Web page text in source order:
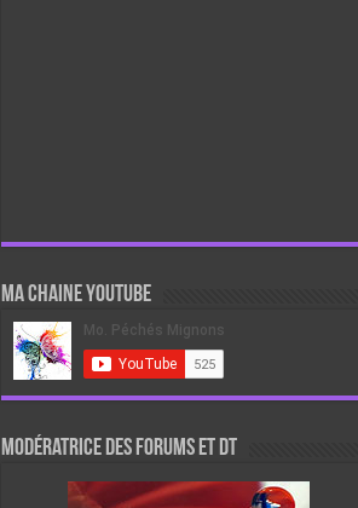
Ma chaine Youtube
Modératrice des forums et DT